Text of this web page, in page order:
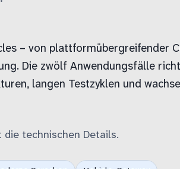
– von plattformübergreifender
Die zwölf Anwendungsfälle
langen Testzyklen und
technischen Details.